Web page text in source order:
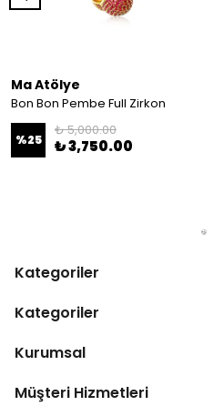
Ma Atölye
Bon Bon Pembe Full Zirkon
%25
₺ 5,000.00
₺ 3,750.00
Kategoriler
Kategoriler
Kurumsal
Müşteri Hizmetleri